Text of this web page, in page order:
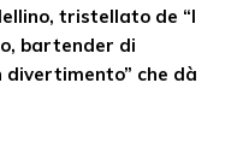
tristellato de “I
bartender di
divertimento” che dà